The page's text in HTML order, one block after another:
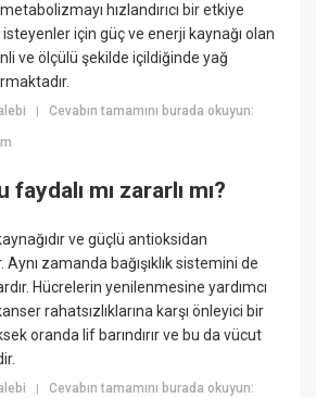
hızlandırıcı bir etkiye
için güç ve enerji kaynağı olan
ve ölçülü şekilde içildiğinde yağ
|Cevabın tamamını burada okuyun:
mı zararlı mı?
ve güçlü antioksidan
zamanda bağışıklık sistemini de
Hücrelerin yenilenmesine yardımcı
rahatsızlıklarına karşı önleyici bir
oranda lif barındırır ve bu da vücut
|Cevabın tamamını burada okuyun: